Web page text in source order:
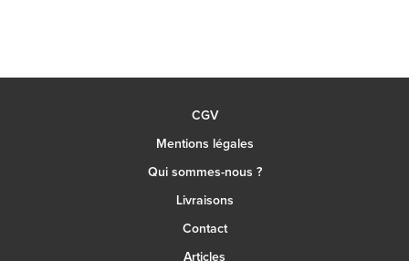
CGV
Mentions légales
Qui sommes-nous ?
Livraisons
Contact
Articles